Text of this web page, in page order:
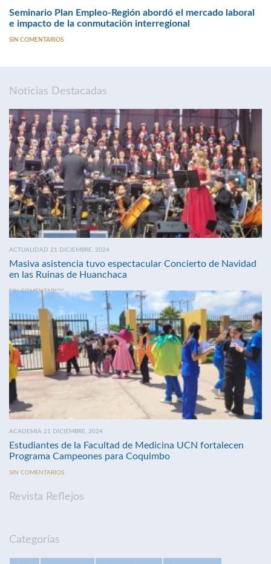
Seminario Plan Empleo-Región abordó el mercado laboral
e impacto de la conmutación interregional
SIN COMENTARIOS
Noticias Destacadas
ACTUALIDAD 21 DICIEMBRE, 2024
Masiva asistencia tuvo espectacular Concierto de Navidad
en las Ruinas de Huanchaca
SIN COMENTARIOS
ACADEMIA 21 DICIEMBRE, 2024
Estudiantes de la Facultad de Medicina UCN fortalecen
Programa Campeones para Coquimbo
SIN COMENTARIOS
Revista Reflejos
Categorías